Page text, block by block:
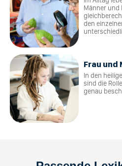
Männer und
den
Frau und
In den
sind die
genau